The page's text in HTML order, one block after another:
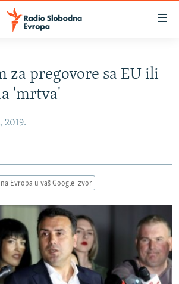
za pregovore sa EU ili
'mrtva'
2019.
Evropa u vaš Google izvor